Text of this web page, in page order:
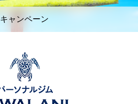
キャンペーン